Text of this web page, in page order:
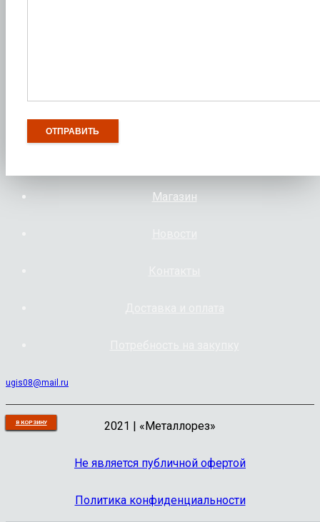
В КОРЗИНУ
В КОРЗИНУ
В КОРЗИНУ
В КОРЗИНУ
В КОРЗИНУ
В КОРЗИНУ
В КОРЗИНУ
В КОРЗИНУ
В КОРЗИНУ
В КОРЗИНУ
Магазин
ugis08@mail.ru
2021 | «Металлорез»
Не является публичной офертой
Политика конфиденциальности